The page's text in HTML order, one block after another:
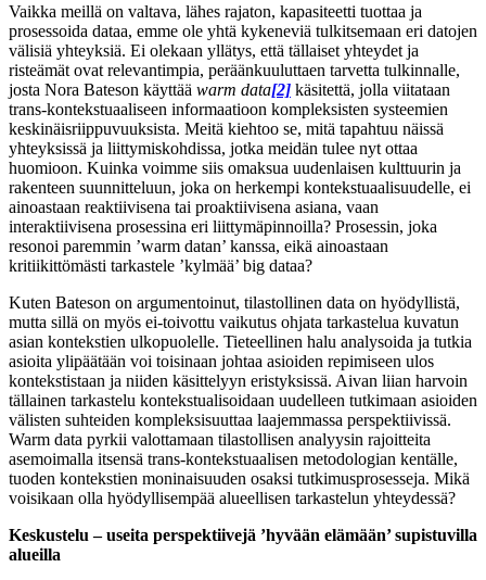
Vaikka meillä on valtava, lähes rajaton, kapasiteetti tuottaa ja
prosessoida dataa, emme ole yhtä kykeneviä tulkitsemaan eri datojen
välisiä yhteyksiä. Ei olekaan yllätys, että tällaiset yhteydet ja
risteämät ovat relevantimpia, peräänkuuluttaen tarvetta tulkinnalle,
josta Nora Bateson käyttää warm data[2] käsitettä, jolla viitataan
trans-kontekstuaaliseen informaatioon kompleksisten systeemien
keskinäisriippuvuuksista. Meitä kiehtoo se, mitä tapahtuu näissä
yhteyksissä ja liittymiskohdissa, jotka meidän tulee nyt ottaa
huomioon. Kuinka voimme siis omaksua uudenlaisen kulttuurin ja
rakenteen suunnitteluun, joka on herkempi kontekstuaalisuudelle, ei
ainoastaan reaktiivisena tai proaktiivisena asiana, vaan
interaktiivisena prosessina eri liittymäpinnoilla? Prosessin, joka
resonoi paremmin ’warm datan’ kanssa, eikä ainoastaan
kritiikittömästi tarkastele ’kylmää’ big dataa?
Kuten Bateson on argumentoinut, tilastollinen data on hyödyllistä,
mutta sillä on myös ei-toivottu vaikutus ohjata tarkastelua kuvatun
asian kontekstien ulkopuolelle. Tieteellinen halu analysoida ja tutkia
asioita ylipäätään voi toisinaan johtaa asioiden repimiseen ulos
kontekstistaan ja niiden käsittelyyn eristyksissä. Aivan liian harvoin
tällainen tarkastelu kontekstualisoidaan uudelleen tutkimaan asioiden
välisten suhteiden kompleksisuuttaa laajemmassa perspektiivissä.
Warm data pyrkii valottamaan tilastollisen analyysin rajoitteita
asemoimalla itsensä trans-kontekstuaalisen metodologian kentälle,
tuoden kontekstien moninaisuuden osaksi tutkimusprosesseja. Mikä
voisikaan olla hyödyllisempää alueellisen tarkastelun yhteydessä?
Keskustelu – useita perspektiivejä ’hyvään elämään’ supistuvilla
alueilla